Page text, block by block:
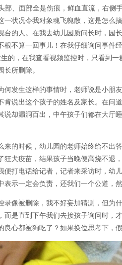
部、面部全是伤痕，鲜血直流，右侧
一状况令我对象魂飞魄散，这是怎么
台的人。在我去幼儿园质问长时，园
根不算一回事儿！在我仔细询问事件
的，在我查看视频监控时，只看到
所删除。
何发生这样的事情时，老师说是小朋
肯说出这个孩子的姓名及家长。在问
说却漏洞百出，中午孩子们都在大厅
来的时候，幼儿园的老师始终给不出
狂犬疫苗，结果孩子当晚便高烧不退
便打电话给记者，记者来采访时，幼
表示一定会负责，还我们一个公道，
录像被删除，我不好妄加猜测，但为
而是直到下午我们去接孩子询问时，
良心都被狗吃了？如果换位思考下，